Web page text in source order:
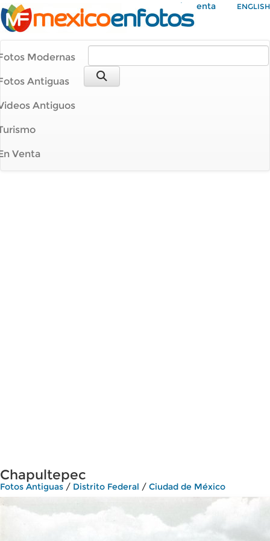
Mi Cuenta ENGLISH
Modernas
Antiguas
Antiguos
Venta
Chapultepec
Fotos Antiguas / Distrito Federal / Ciudad de México